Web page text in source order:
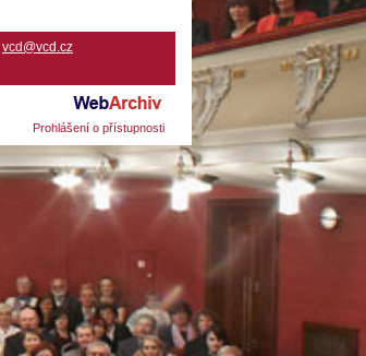
vcd@vcd.cz
Prohlášení o přístupnosti